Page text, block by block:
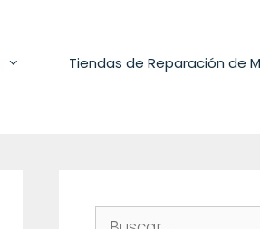
Tiendas de Reparación de
Buscar: